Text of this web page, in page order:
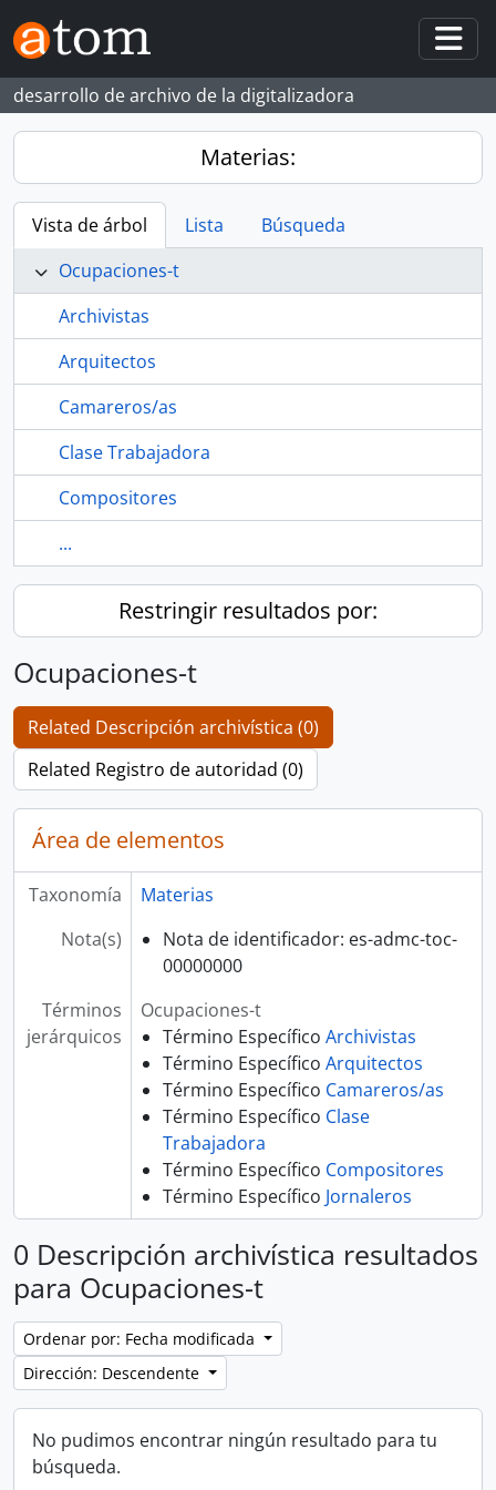
Skip to main content
desarrollo de archivo de la digitalizadora
Materias:
Vista de árbol Lista
Búsqueda
Ocupaciones-t
Archivistas
Arquitectos
Camareros/as
Clase Trabajadora
Compositores
...
Restringir resultados por:
Ocupaciones-t
Related Descripción archivística (0)
Related Registro de autoridad (0)
Área de elementos
Taxonomía
Materias
Nota(s)
Nota de identificador: es-admc-toc-
00000000
Términos
jerárquicos
Ocupaciones-t
Término Específico Archivistas
Término Específico Arquitectos
Término Específico Camareros/as
Término Específico Clase
Trabajadora
Término Específico Compositores
Término Específico Jornaleros
0 Descripción archivística resultados
para Ocupaciones-t
Ordenar por: Fecha modificada
Dirección: Descendente
No pudimos encontrar ningún resultado para tu
búsqueda.